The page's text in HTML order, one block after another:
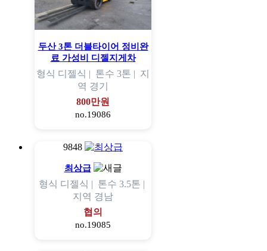
두산 3톤 더블타이어 정비완
료 가성비 디젤지게차
형식 디젤식 | 톤수 3톤 | 지
역 경기
800만원
no.19086
9848
최상급
형식 디젤식 | 톤수 3.5톤 |
지역 경남
협의
no.19085